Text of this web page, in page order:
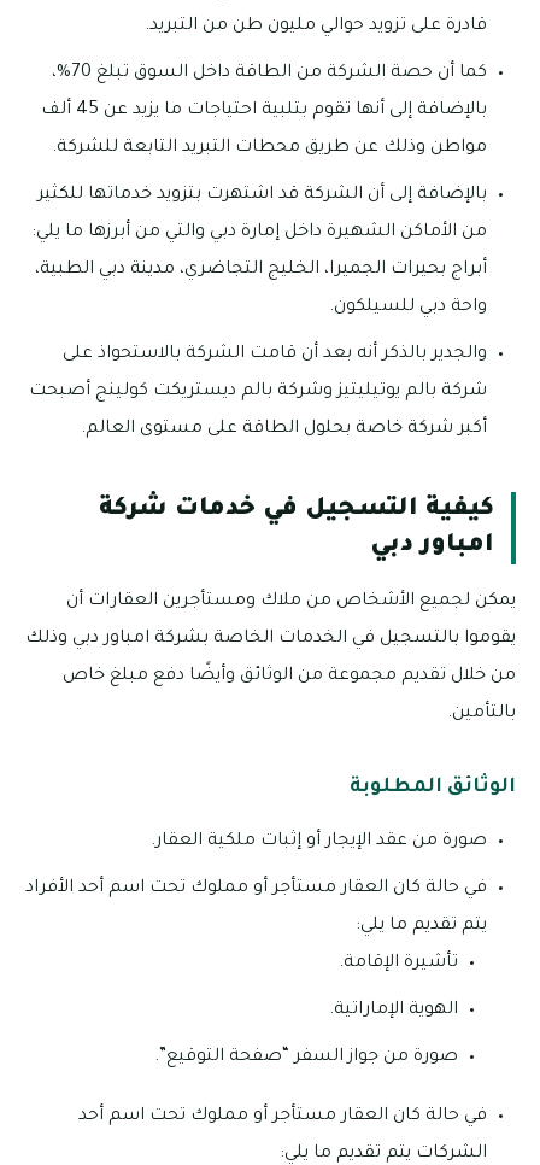
قادرة على تزويد حوالي مليون طن من التبريد.
كما أن حصة الشركة من الطاقة داخل السوق تبلغ 70%،
بالإضافة إلى أنها تقوم بتلبية احتياجات ما يزيد عن 45 ألف
مواطن وذلك عن طريق محطات التبريد التابعة للشركة.
بالإضافة إلى أن الشركة قد اشتهرت بتزويد خدماتها للكثير
من الأماكن الشهيرة داخل إمارة دبي والتي من أبرزها ما يلي:
أبراج بحيرات الجميرا، الخليج التجاضري، مدينة دبي الطبية،
واحة دبي للسيلكون.
والجدير بالذكر أنه بعد أن قامت الشركة بالاستحواذ على
شركة بالم يوتيليتيز وشركة بالم ديستريكت كولينج أصبحت
أكبر شركة خاصة بحلول الطاقة على مستوى العالم.
كيفية التسجيل في خدمات شركة
امباور دبي
يمكن لجميع الأشخاص من ملاك ومستأجرين العقارات أن
يقوموا بالتسجيل في الخدمات الخاصة بشركة امباور دبي وذلك
من خلال تقديم مجموعة من الوثائق وأيضًا دفع مبلغ خاص
بالتأمين.
الوثائق المطلوبة
صورة من عقد الإيجار أو إثبات ملكية العقار.
في حالة كان العقار مستأجر أو مملوك تحت اسم أحد الأفراد
يتم تقديم ما يلي:
تأشيرة الإقامة.
الهوية الإماراتية.
صورة من جواز السفر “صفحة التوقيع”.
في حالة كان العقار مستأجر أو مملوك تحت اسم أحد
الشركات يتم تقديم ما يلي: